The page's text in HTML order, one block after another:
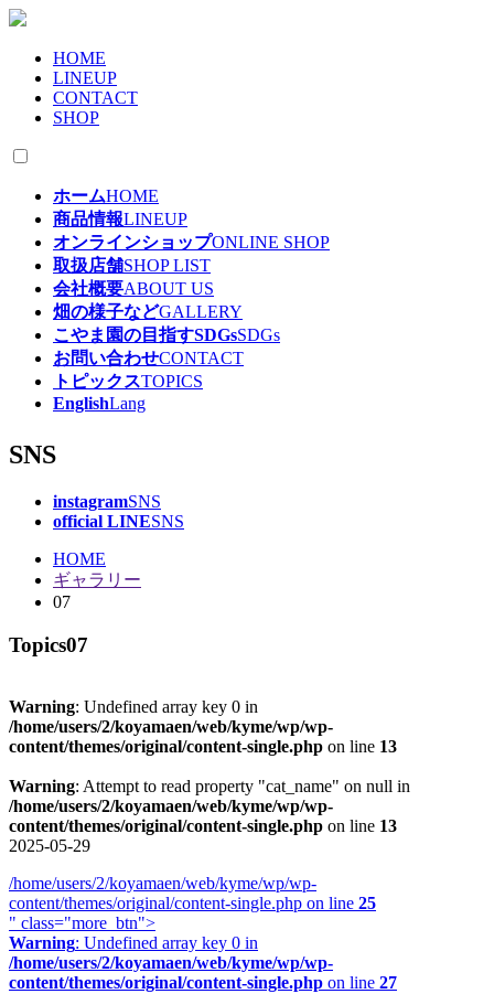
HOME
LINEUP
CONTACT
SHOP
ホームHOME
商品情報LINEUP
オンラインショップONLINE SHOP
取扱店舗SHOP LIST
会社概要ABOUT US
畑の様子などGALLERY
こやま園の目指すSDGsSDGs
お問い合わせCONTACT
トピックスTOPICS
EnglishLang
SNS
instagramSNS
official LINESNS
HOME
ギャラリー
07
Topics07
Warning: Undefined array key 0 in
/home/users/2/koyamaen/web/kyme/wp/wp-
content/themes/original/content-single.php on line 13
Warning: Attempt to read property "cat_name" on null in
/home/users/2/koyamaen/web/kyme/wp/wp-
content/themes/original/content-single.php on line 13
2025-05-29
/home/users/2/koyamaen/web/kyme/wp/wp-
content/themes/original/content-single.php on line 25
" class="more_btn">
Warning: Undefined array key 0 in
/home/users/2/koyamaen/web/kyme/wp/wp-
content/themes/original/content-single.php on line 27